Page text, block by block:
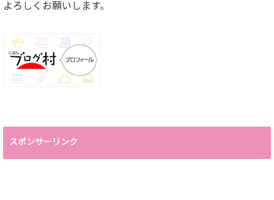
よろしくお願いします。
スポンサーリンク